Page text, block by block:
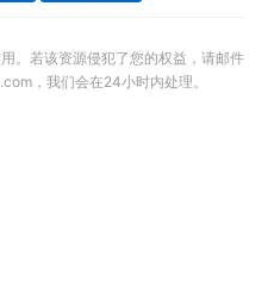
。若该资源侵犯了您的权益，请邮件
，我们会在24小时内处理。